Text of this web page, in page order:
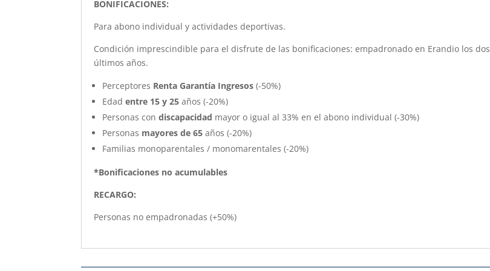
BONIFICACIONES:
Para abono individual y actividades deportivas.
Condición imprescindible para el disfrute de las bonificaciones: empadronado en Erandio los dos
últimos años.
Perceptores Renta Garantía Ingresos (-50%)
Edadentre 15 y 25 años (-20%)
Personas condiscapacidad mayor o igual al 33% en el abono individual (-30%)
Personas mayores de 65años (-20%)
Familias monoparentales / monomarentales (-20%)
*Bonificaciones no acumulables
RECARGO:
Personas no empadronadas (+50%)